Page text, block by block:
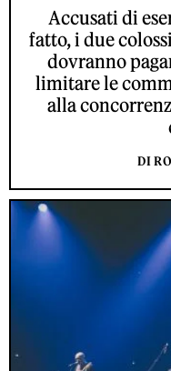
Accusati di
fatto, i due
dovranno
limitare le
alla
DI